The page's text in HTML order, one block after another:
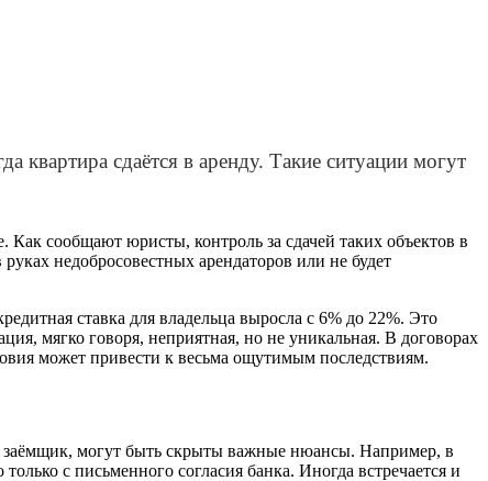
квартира сдаётся в аренду. Такие ситуации могут
Как сообщают юристы, контроль за сдачей таких объектов в
недобросовестных арендаторов или не будет
ставка для владельца выросла с 6% до 22%. Это
мягко говоря, неприятная, но не уникальная. В договорах
может привести к весьма ощутимым последствиям.
заёмщик, могут быть скрыты важные нюансы. Например, в
с письменного согласия банка. Иногда встречается и